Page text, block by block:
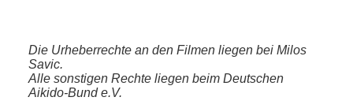
Die Urheberrechte an den Filmen liegen bei Milos
Savic.
Alle sonstigen Rechte liegen beim Deutschen
Aikido-Bund e.V.